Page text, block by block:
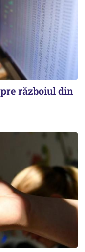
războiul din